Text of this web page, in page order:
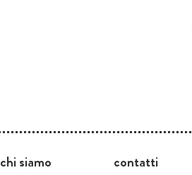
chi siamo
contatti